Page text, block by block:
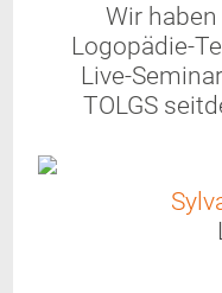
Wir
Logopädie-
Live-
TOLGS